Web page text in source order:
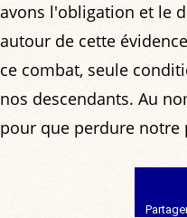
avons l'obligation et le
autour de cette
ce combat, seule
nos descendants. Au
pour que perdure notre